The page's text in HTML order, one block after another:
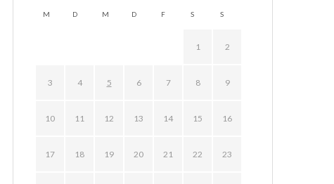
M D M D F S S
1 2
3 4 5 6 7 8 9
10 11 12 13 14 15 16
17 18 19 20 21 22 23